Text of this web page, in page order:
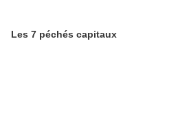
Les 7 péchés capitaux